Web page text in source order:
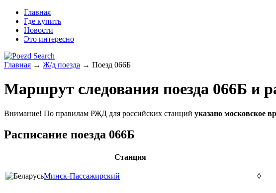
Главная
Где купить
Новости
Это интересно
Главная → Ж/д поезда → Поезд 066Б
Маршрут следования поезда 066Б и
Внимание! По правилам РЖД для российских станций указано московское
Расписание поезда 066Б
Станция
Минск-Пассажирский ◊